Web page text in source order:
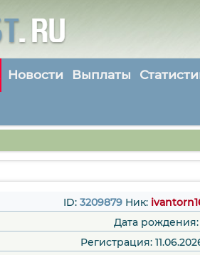
Новости Выплаты
ID: 3209879 Ник:
Дата рождения:
Регистрация: